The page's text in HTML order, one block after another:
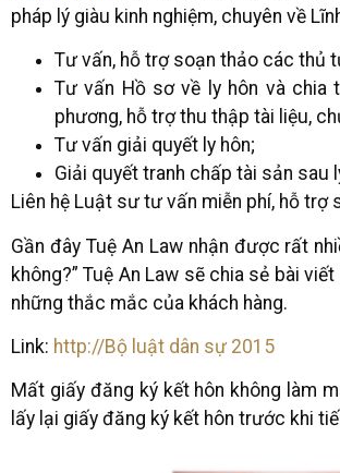
pháp lý giàu kinh nghiệm, chuyên về
Tư vấn, hỗ trợ soạn thảo các thủ
Tư vấn Hồ sơ về ly hôn và chia
phương, hỗ trợ thu thập tài liệu,
Tư vấn giải quyết ly hôn;
Giải quyết tranh chấp tài sản sau
Liên hệ Luật sư tư vấn miễn phí, hỗ trợ
Gần đây Tuệ An Law nhận được rất
không?” Tuệ An Law sẽ chia sẻ bài
những thắc mắc của khách hàng.
Link: http://Bộ luật dân sự 2015
Mất giấy đăng ký kết hôn không làm
lấy lại giấy đăng ký kết hôn trước khi